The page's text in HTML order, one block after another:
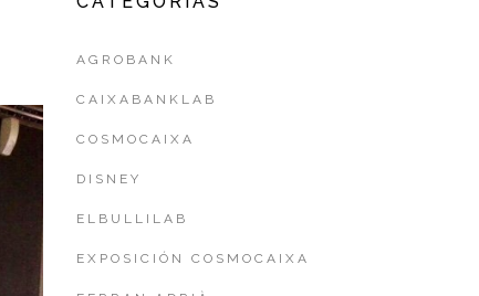
AGROBANK
CAIXABANKLAB
COSMOCAIXA
DISNEY
ELBULLILAB
EXPOSICIÓN COSMOCAIXA